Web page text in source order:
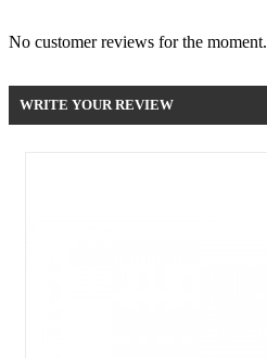
No customer reviews for the moment.
WRITE YOUR REVIEW